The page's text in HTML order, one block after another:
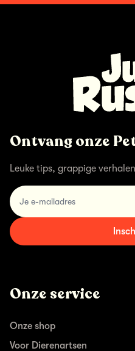
Ontvang onze
Leuke tips, grappige
email
Onze service
Onze shop
Voor Dierenartsen